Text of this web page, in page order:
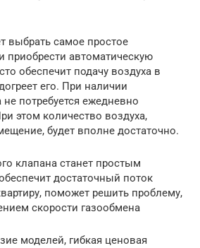
выбрать самое простое
приобрести автоматическую
обеспечит подачу воздуха в
его. При наличии
потребуется ежедневно
этом количество воздуха,
будет вполне достаточно.
клапана станет простым
достаточный поток
поможет решить проблему,
скорости газообмена
моделей, гибкая ценовая